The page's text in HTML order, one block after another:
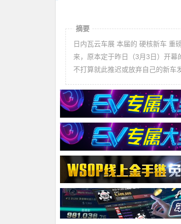
摘要
日内瓦云车展 本届的 硬核新车
来，原本定于昨日（3月3日）开
不打算就此推迟或放弃自己的新车